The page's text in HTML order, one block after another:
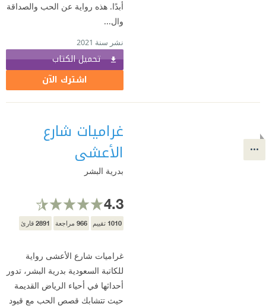
أبدًا. هذه رواية عن الحب والصداقة
وال...
نشر سنة 2021
تحميل الكتاب
اشترك الآن
غراميات شارع
الأعشى
بدرية البشر
4.3
1010 تقييم 966 مراجعة 2891 قارئ
غراميات شارع الأعشى رواية
للكاتبة السعودية بدرية البشر، تدور
أحداثها في أحياء الرياض القديمة
حيث تتشابك قصص الحب مع قيود